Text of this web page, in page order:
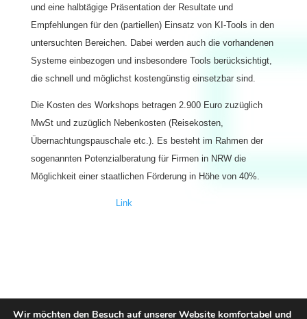
und eine halbtägige Präsentation der Resultate und
Empfehlungen für den (partiellen) Einsatz von KI-Tools in den
untersuchten Bereichen. Dabei werden auch die vorhandenen
Systeme einbezogen und insbesondere Tools berücksichtigt,
die schnell und möglichst kostengünstig einsetzbar sind.
Die Kosten des Workshops betragen 2.900 Euro zuzüglich
MwSt und zuzüglich Nebenkosten (Reisekosten,
Übernachtungspauschale etc.). Es besteht im Rahmen der
sogenannten Potenzialberatung für Firmen in NRW die
Möglichkeit einer staatlichen Förderung in Höhe von 40%.
Linkzur PDF-Datei
Wir möchten den Besuch auf unserer Website komfortabel und